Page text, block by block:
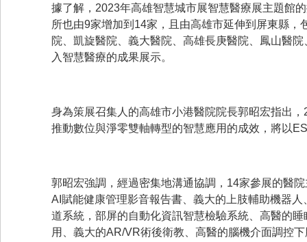
據了解，2023年高雄智慧城市展智慧醫療展主題館
所也由9家增加到14家，且由高雄市延伸到屏東縣
院、凱旋醫院、義大醫院、高雄長庚醫院、鳳山醫
入智慧醫療的成果展示。
身為策展召集人的高雄市小港醫院院長郭昭宏指出
推動數位與淨零雙軸轉型的智慧應用的成效，將以
郭昭宏強調，經過密集地溝通協調，14家參展的醫
AI賦能健康管理影音報告書、義大的上肢輔助機器
道系統，部屏的自動化資訊智慧檢驗系統、高醫的
用、義大的AR/VR術後衛教、高醫的腦機介面調控